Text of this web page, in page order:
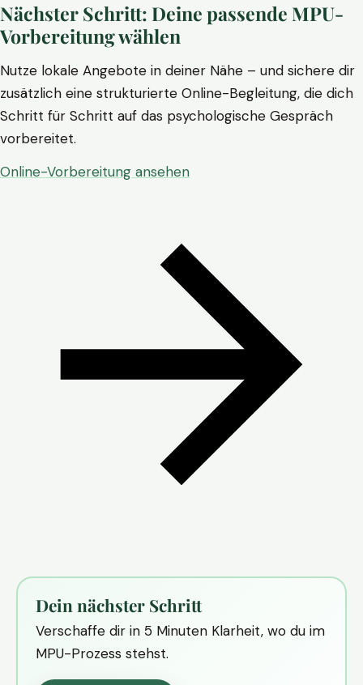
Nächster Schritt: Deine passende MPU-
Vorbereitung wählen
Nutze lokale Angebote in deiner Nähe – und sichere dir
zusätzlich eine strukturierte Online-Begleitung, die dich
Schritt für Schritt auf das psychologische Gespräch
vorbereitet.
Online-Vorbereitung ansehen
Dein nächster Schritt
Verschaffe dir in 5 Minuten Klarheit, wo du im
MPU-Prozess stehst.